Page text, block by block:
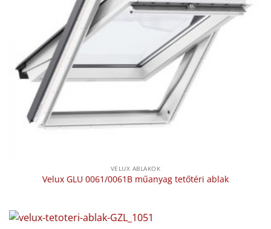
VELUX ABLAKOK
Velux GLU 0061/0061B műanyag tetőtéri ablak